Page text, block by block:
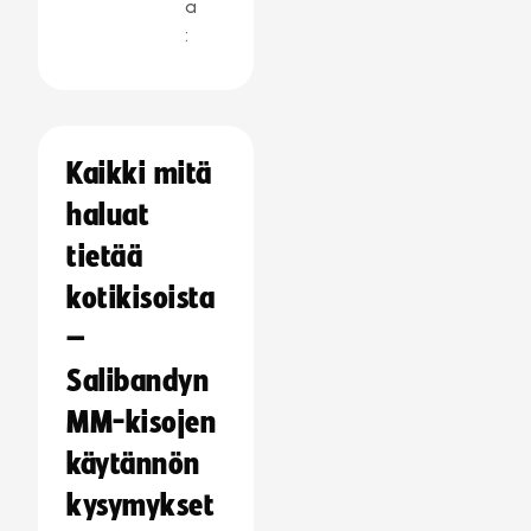
a
:
Kaikki mitä
haluat
tietää
kotikisoista
–
Salibandyn
MM-kisojen
käytännön
kysymykset